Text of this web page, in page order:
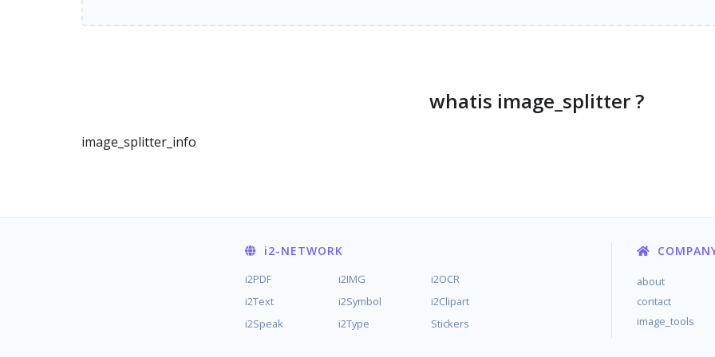
whatis image_splitter ?
image_splitter_info
i2-NETWORK
i2PDF i2IMG
i2OCR
i2Text
i2Symbol
i2Clipart
i2Speak
i2Type Stickers
about
contact
image_tools